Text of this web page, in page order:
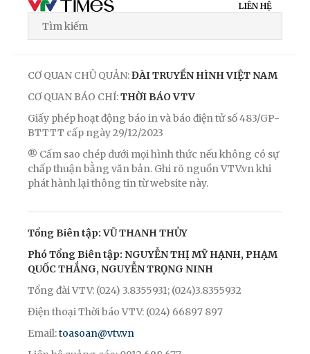
LIÊN HỆ
CƠ QUAN CHỦ QUẢN:ĐÀI TRUYỀN HÌNH VIỆT NAM
CƠ QUAN BÁO CHÍ:THỜI BÁO VTV
Giấy phép hoạt động báo in và báo điện tử số 483/GP-
BTTTT cấp ngày 29/12/2023
® Cấm sao chép dưới mọi hình thức nếu không có sự
chấp thuận bằng văn bản. Ghi rõ nguồn VTV.vn khi
phát hành lại thông tin từ website này.
Tổng Biên tập: VŨ THANH THỦY
Phó Tổng Biên tập: NGUYỄN THỊ MỸ HẠNH, PHẠM
QUỐC THẮNG, NGUYỄN TRỌNG NINH
Tổng đài VTV: (024) 3.8355931; (024)3.8355932
Điện thoại Thời báo VTV: (024) 66897 897
Email:toasoan@vtv.vn